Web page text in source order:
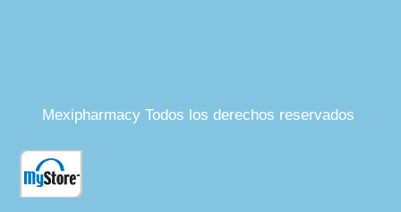
Mexipharmacy Todos los derechos reservados